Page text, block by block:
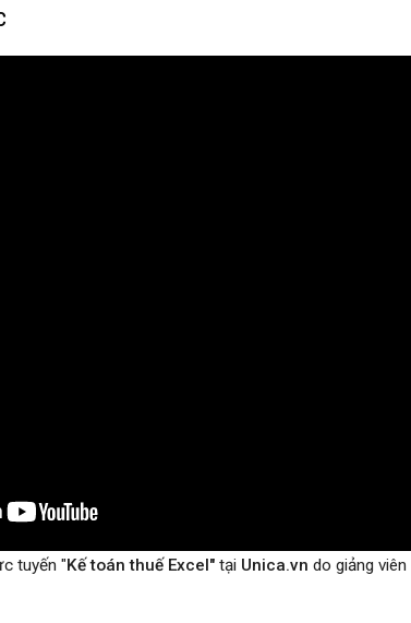
tuyến "Kế toán thuế Excel" tại Unica.vn do giảng